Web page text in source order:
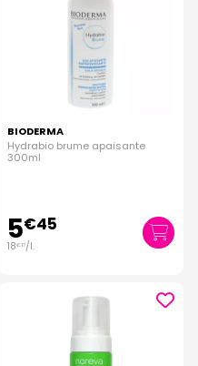
BIODERMA
Hydrabio brume apaisante
300ml
5€45
18€ 17/l.